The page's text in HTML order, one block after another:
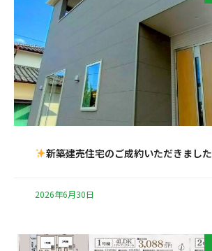
新築建売住宅のご成約いただきました
2026年6月30日